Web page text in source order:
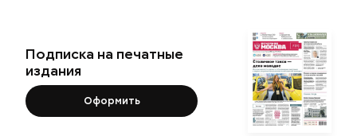
Подписка на печатные
издания
Оформить